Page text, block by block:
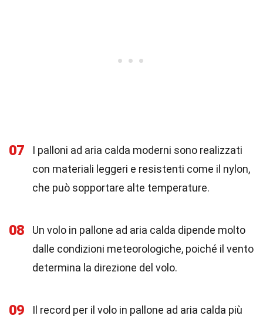
07
I palloni ad aria calda moderni sono realizzati
con materiali leggeri e resistenti come il nylon,
che può sopportare alte temperature.
08
Un volo in pallone ad aria calda dipende molto
dalle condizioni meteorologiche, poiché il vento
determina la direzione del volo.
09
Il record per il volo in pallone ad aria calda più